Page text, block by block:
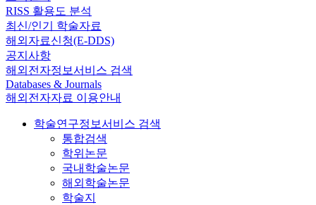
RISS 활용도 분석
최신/인기 학술자료
해외자료신청(E-DDS)
공지사항
해외전자정보서비스 검색
Databases & Journals
해외전자자료 이용안내
학술연구정보서비스 검색
통합검색
학위논문
국내학술논문
해외학술논문
학술지